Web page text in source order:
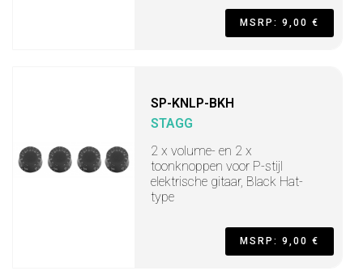
MSRP: 9,00 €
SP-KNLP-BKH
STAGG
2 x volume- en 2 x
toonknoppen voor P-stijl
elektrische gitaar, Black Hat-
type
MSRP: 9,00 €